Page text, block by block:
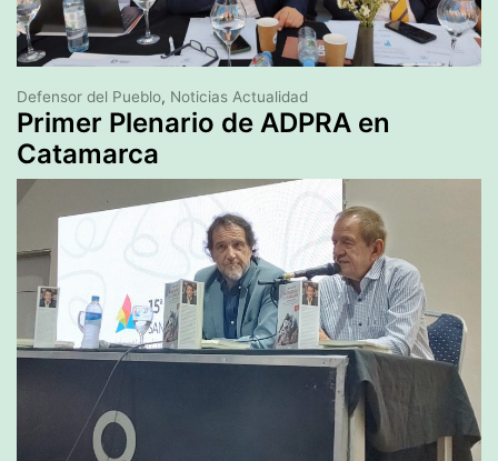
Primer Plenario de ADPRA en
Catamarca
Defensor del Pueblo, Noticias Actualidad